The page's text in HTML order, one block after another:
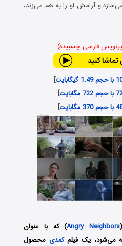
و آرامش او را به هم می‌زند،
فارسی چسبیده)
]
]
]
Angry Neighbors) که با عنوان
کمدی محصول